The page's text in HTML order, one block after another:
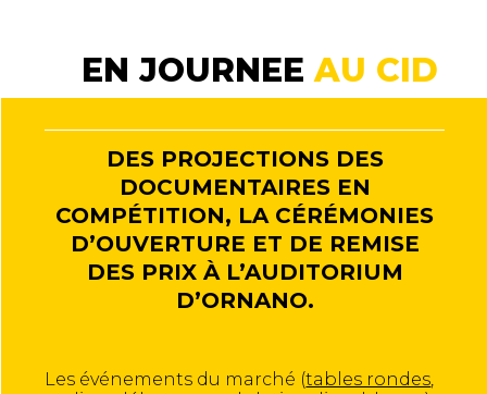
EN JOURNEEAU CID
DES PROJECTIONS DES
DOCUMENTAIRES EN
COMPÉTITION, LA CÉRÉMONIES
D’OUVERTURE ET DE REMISE
DES PRIX À L’AUDITORIUM
D’ORNANO.
Les événements du marché (tables rondes,